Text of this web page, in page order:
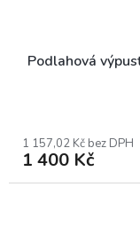
Podlahová
1 157,02 Kč bez DPH
1 400 Kč